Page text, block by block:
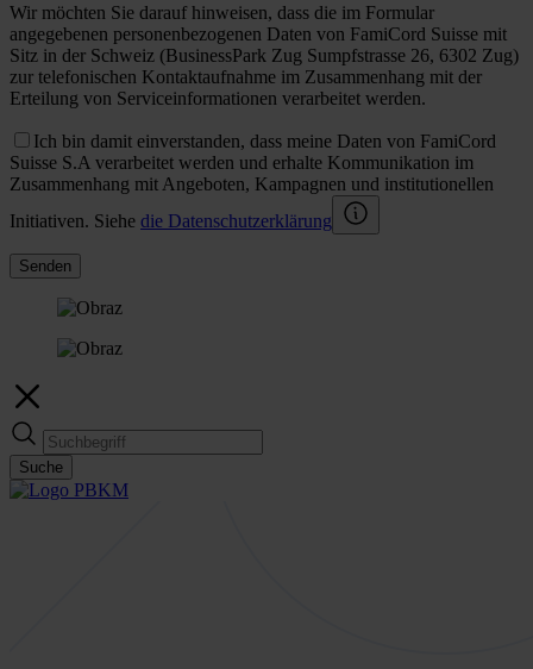
Wir möchten Sie darauf hinweisen, dass die im Formular
angegebenen personenbezogenen Daten von FamiCord Suisse mit
Sitz in der Schweiz (BusinessPark Zug Sumpfstrasse 26, 6302 Zug)
zur telefonischen Kontaktaufnahme im Zusammenhang mit der
Erteilung von Serviceinformationen verarbeitet werden.
Ich bin damit einverstanden, dass meine Daten von FamiCord
Suisse S.A verarbeitet werden und erhalte Kommunikation im
Zusammenhang mit Angeboten, Kampagnen und institutionellen
Initiativen. Siehe die Datenschutzerklärung
Senden
Suche